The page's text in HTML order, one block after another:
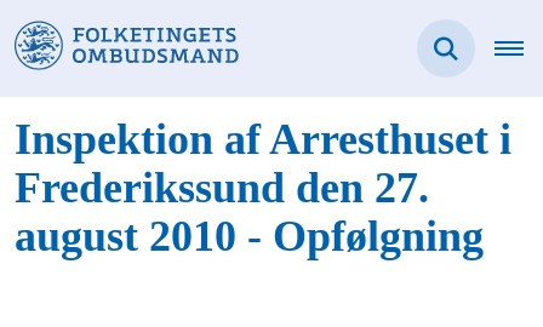
Inspektion af Arresthuset i
Frederikssund den 27.
august 2010 - Opfølgning